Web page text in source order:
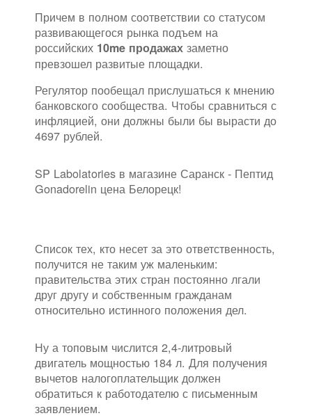
Причем в полном соответствии со статусом
развивающегося рынка подъем на
российских 10me продажах заметно
превзошел развитые площадки.
Регулятор пообещал прислушаться к мнению
банковского сообщества. Чтобы сравниться с
инфляцией, они должны были бы вырасти до
4697 рублей.
SP Labolatories в магазине Саранск - Пептид
Gonadorelin цена Белорецк!
Список тех, кто несет за это ответственность,
получится не таким уж маленьким:
правительства этих стран постоянно лгали
друг другу и собственным гражданам
относительно истинного положения дел.
Ну а топовым числится 2,4-литровый
двигатель мощностью 184 л. Для получения
вычетов налогоплательщик должен
обратиться к работодателю с письменным
заявлением.